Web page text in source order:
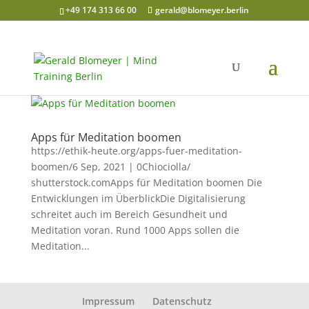
+49 174 313 66 00 gerald@blomeyer.berlin
Apps für Meditation boomen
https://ethik-heute.org/apps-fuer-meditation-
boomen/6 Sep, 2021 | 0Chiociolla/
shutterstock.comApps für Meditation boomen Die
Entwicklungen im ÜberblickDie Digitalisierung
schreitet auch im Bereich Gesundheit und
Meditation voran. Rund 1000 Apps sollen die
Meditation...
Impressum Datenschutz